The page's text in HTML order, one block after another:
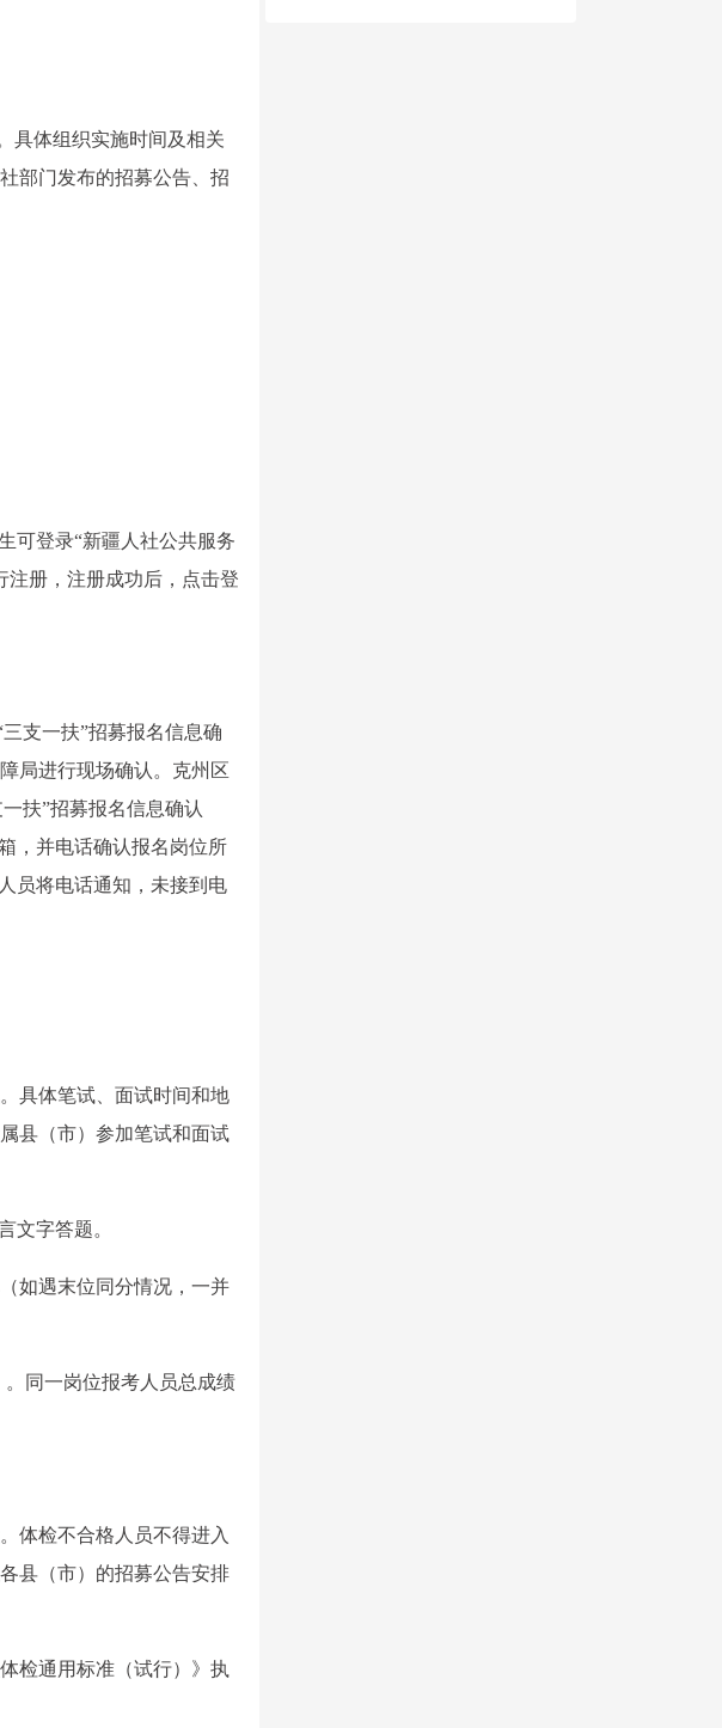
具体组织实施时间及相关
部门发布的招募公告、招
可登录“新疆人社公共服务
注册，注册成功后，点击登
支一扶”招募报名信息确
局进行现场确认。克州区
扶”招募报名信息确认
，并电话确认报名岗位所
员将电话通知，未接到电
具体笔试、面试时间和地
县（市）参加笔试和面试
文字答题。
如遇末位同分情况，一并
同一岗位报考人员总成绩
体检不合格人员不得进入
县（市）的招募公告安排
检通用标准（试行）》执